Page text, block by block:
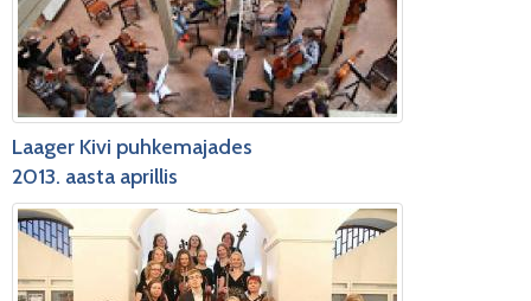
Laager Kivi puhkemajades
2013. aasta aprillis